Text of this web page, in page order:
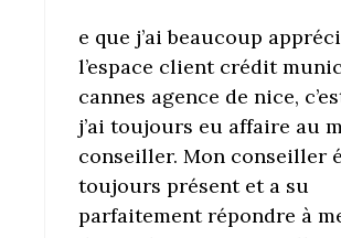
e que j’ai beaucoup
l’espace client crédit
cannes agence de nice,
j’ai toujours eu affaire au
conseiller. Mon conseiller
toujours présent et a su
parfaitement répondre à